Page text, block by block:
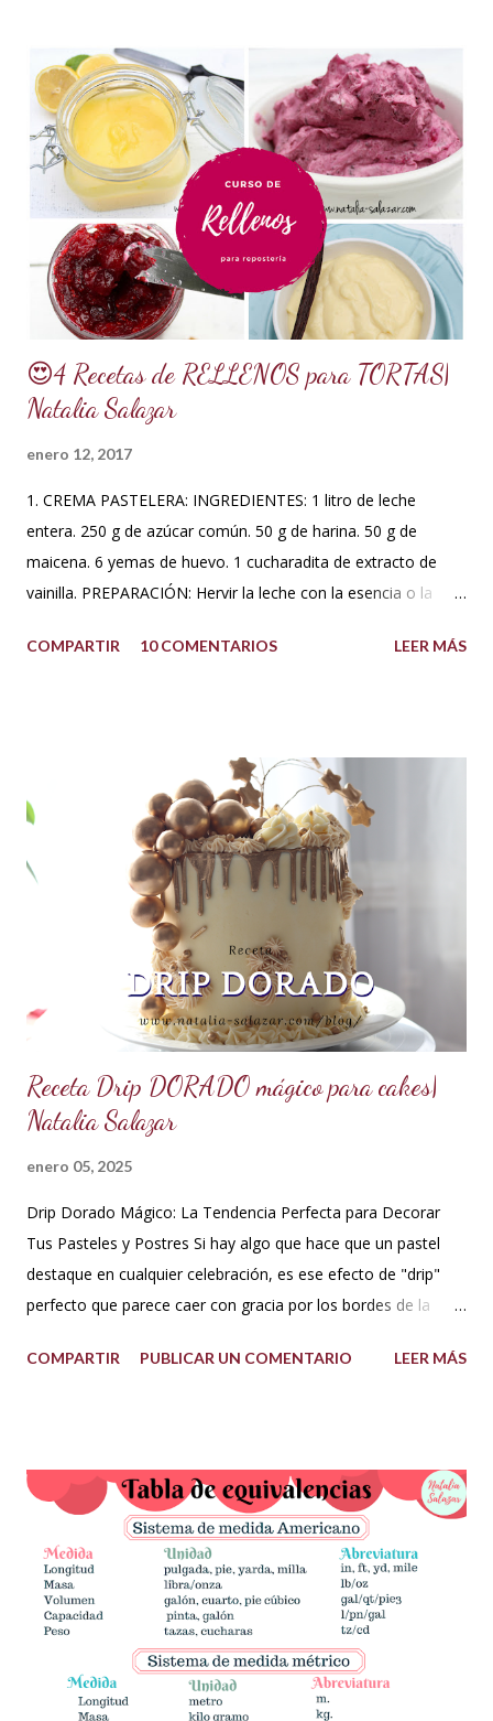
maíz o miel de Karo (1/2 taza). Y para climas cálidos usar
Glucosa, la misma cantidad. *7.5 ml de CMC o Tylose *2.5
ml de goma Xantana (Xanthan gum) *1 cucharada de 15 ml
de manteca blanca hidrogenada tipo Crisco o 10 gramos *75
ml de agua o 5 cucharadas de 15 ml *Esencia de almendras
o al gusto *5 ml de VINAGRE BLANCO (opcional, funciona
como preservante) *1 cucharadita de Glicerina ( usar solo si
el clima es ...
😍4 Recetas de RELLENOS para TORTAS|
Natalia Salazar
enero 12, 2017
1. CREMA PASTELERA: INGREDIENTES: 1 litro de leche
entera. 250 g de azúcar común. 50 g de harina. 50 g de
maicena. 6 yemas de huevo. 1 cucharadita de extracto de
vainilla. PREPARACIÓN: Hervir la leche con la esencia o la
con el azúcar. Reservar. Tamiza la harina con la maicena y
fuego bajo hasta que espese. No dejar de batir. Cuando haya
espesado sacar del fuego y dejar enfriar moviendo de
cuando en cuando. Se puede agregar una cucharada de
mantequilla para aportar más suavidad y sabor. Tips: Se
puede utilizar otra esencia o leche vegetal. Esta crema es
básica en la pastelería, sirve para rellenar tortas, tartas,
cakes, eclairs, cupcakes y más. Se la puede aromatizar con
otros extractos....
COMPARTIR 10 COMENTARIOS LEER MÁS
Receta Drip DORADO mágico para cakes|
Natalia Salazar
enero 05, 2025
Drip Dorado Mágico: La Tendencia Perfecta para Decorar
Tus Pasteles y Postres Si hay algo que hace que un pastel
destaque en cualquier celebración, es ese efecto de "drip"
perfecto que parece caer con gracia por los bordes de la
garantizados. Hoy te quiero compartir cómo hacer un drip
necesitas? Los ingredientes son simples y fáciles de
conseguir: 60 g de azúcar glass (cernida para evitar grumos).
15 ml de vodka (puedes sustituirlo por licor transparente) 5 g
de polvo dorado de grado alimenticio (asegúrate de que sea
seguro para el consumo y de alta calidad). 150 g de ganache
de chocolate (Si necesitas la receta, búscala aquí en mi blog
en publicaciones anteriores). ¿Cómo prepararlo? Prepara la
pasta dorada: En un recipiente pequeño,...
COMPARTIR PUBLICAR UN COMENTARIO LEER MÁS